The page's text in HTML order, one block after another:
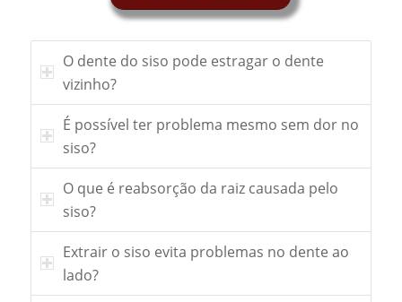
O dente do siso pode estragar o dente
vizinho?
É possível ter problema mesmo sem dor no
siso?
O que é reabsorção da raiz causada pelo
siso?
Extrair o siso evita problemas no dente ao
lado?